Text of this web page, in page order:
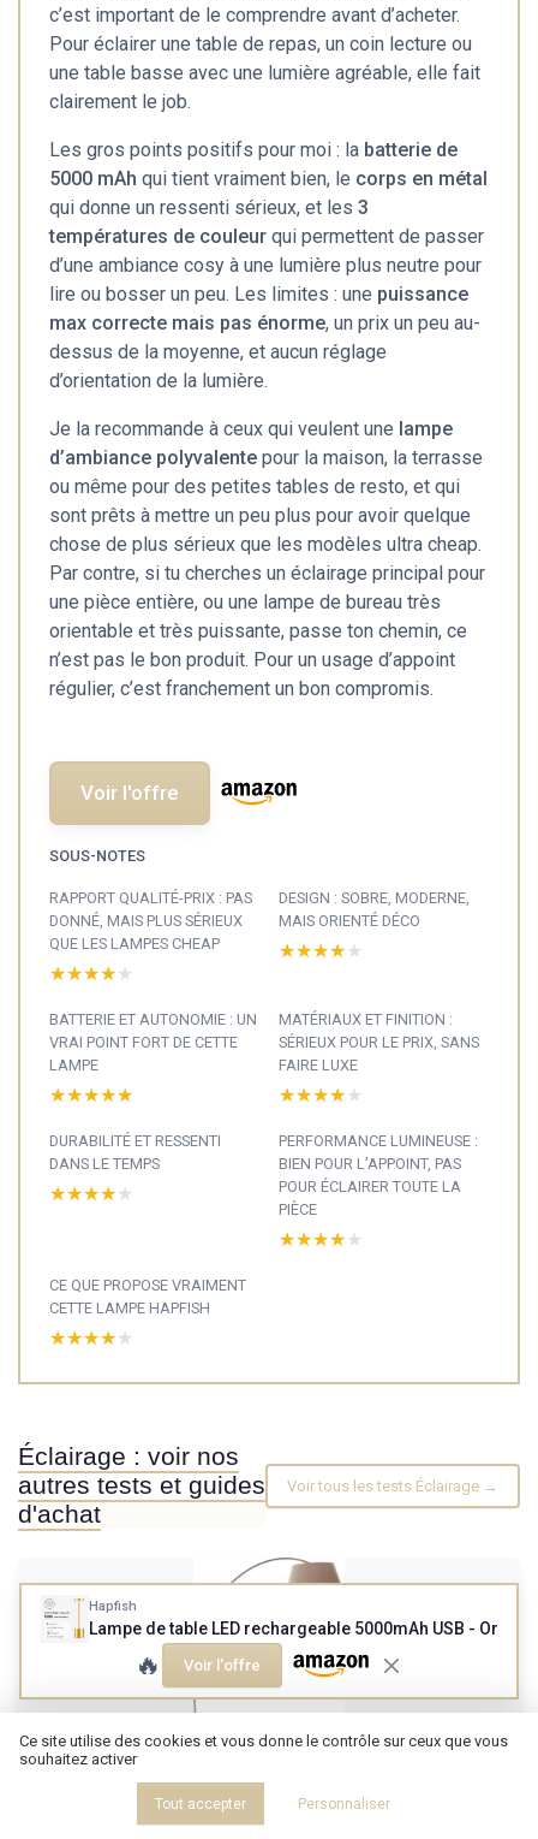
c’est important de le comprendre avant d’acheter.
Pour éclairer une table de repas, un coin lecture ou
une table basse avec une lumière agréable, elle fait
clairement le job.
Les gros points positifs pour moi : la batterie de
5000 mAh qui tient vraiment bien, le corps en métal
qui donne un ressenti sérieux, et les 3
températures de couleur qui permettent de passer
d’une ambiance cosy à une lumière plus neutre pour
lire ou bosser un peu. Les limites : une puissance
max correcte mais pas énorme, un prix un peu au-
dessus de la moyenne, et aucun réglage
d’orientation de la lumière.
Je la recommande à ceux qui veulent une lampe
d’ambiance polyvalente pour la maison, la terrasse
ou même pour des petites tables de resto, et qui
sont prêts à mettre un peu plus pour avoir quelque
chose de plus sérieux que les modèles ultra cheap.
Par contre, si tu cherches un éclairage principal pour
une pièce entière, ou une lampe de bureau très
orientable et très puissante, passe ton chemin, ce
n’est pas le bon produit. Pour un usage d’appoint
régulier, c’est franchement un bon compromis.
Voir l'offre
SOUS-NOTES
RAPPORT QUALITÉ-PRIX : PAS
DONNÉ, MAIS PLUS SÉRIEUX
QUE LES LAMPES CHEAP
★★★★★
★★★★★
DESIGN : SOBRE, MODERNE,
MAIS ORIENTÉ DÉCO
★★★★★
★★★★★
BATTERIE ET AUTONOMIE : UN
VRAI POINT FORT DE CETTE
LAMPE
★★★★★
★★★★★
MATÉRIAUX ET FINITION :
SÉRIEUX POUR LE PRIX, SANS
FAIRE LUXE
★★★★★
★★★★★
DURABILITÉ ET RESSENTI
DANS LE TEMPS
★★★★★
★★★★★
PERFORMANCE LUMINEUSE :
BIEN POUR L’APPOINT, PAS
POUR ÉCLAIRER TOUTE LA
PIÈCE
★★★★★
★★★★★
CE QUE PROPOSE VRAIMENT
CETTE LAMPE HAPFISH
★★★★★
★★★★★
Éclairage : voir nos
autres tests et guides
d'achat
Voir tous les tests Éclairage →
Hapfish
Lampe de table LED rechargeable 5000mAh USB - Or
🔥 Voir l'offre
Ce site utilise des cookies et vous donne le contrôle sur ceux que vous
souhaitez activer
Tout accepter Personnaliser